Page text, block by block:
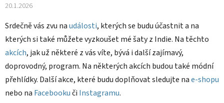
20.1.2026
Srdečně vás zvu naudálosti, kterých se budu účastnit a na
kterých si také můžete vyzkoušet mé šatyz Indie. Na těchto
akcích, jak už některé z vás víte, bývá i další zajímavý,
doprovodný, program. Na některých akcích budou také módní
přehlídky. Další akce, které budu doplňovat sledujte nae-shopu
nebo na Facebookuči Instagramu.